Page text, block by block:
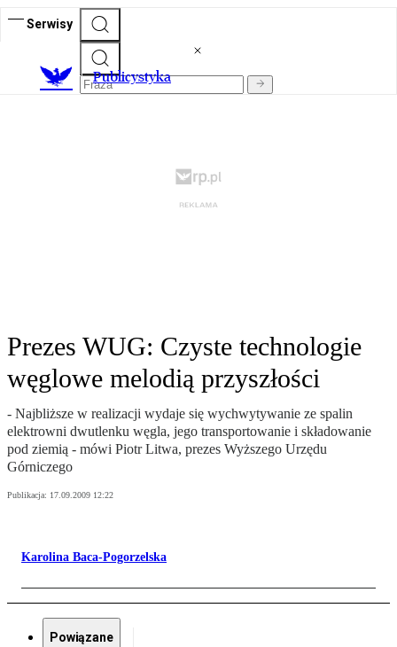
Serwisy
Publicystyka
Prezes WUG: Czyste technologie
węglowe melodią przyszłości
- Najbliższe w realizacji wydaje się wychwytywanie ze spalin
elektrowni dwutlenku węgla, jego transportowanie i składowanie
pod ziemią - mówi Piotr Litwa, prezes Wyższego Urzędu
Górniczego
Publikacja: 17.09.2009 12:22
Karolina Baca-Pogorzelska
Powiązane